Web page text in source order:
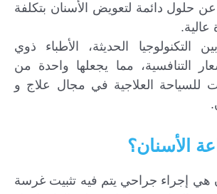
عن حلول دائمة لتعويض الأسنان بتكلفة
التكنولوجيا الحديثة، الأطباء ذوي
التنافسية، مما يجعلها واحدة من
للسياحة العلاجية في مجال علاج و
الأسنان؟
هي إجراء جراحي يتم فيه تثبيت غرسة